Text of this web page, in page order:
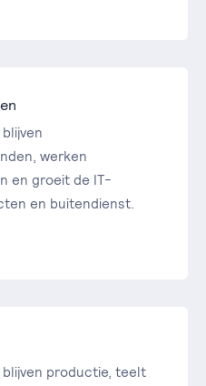
werken
en groeit de IT-
en buitendienst.
productie, teelt